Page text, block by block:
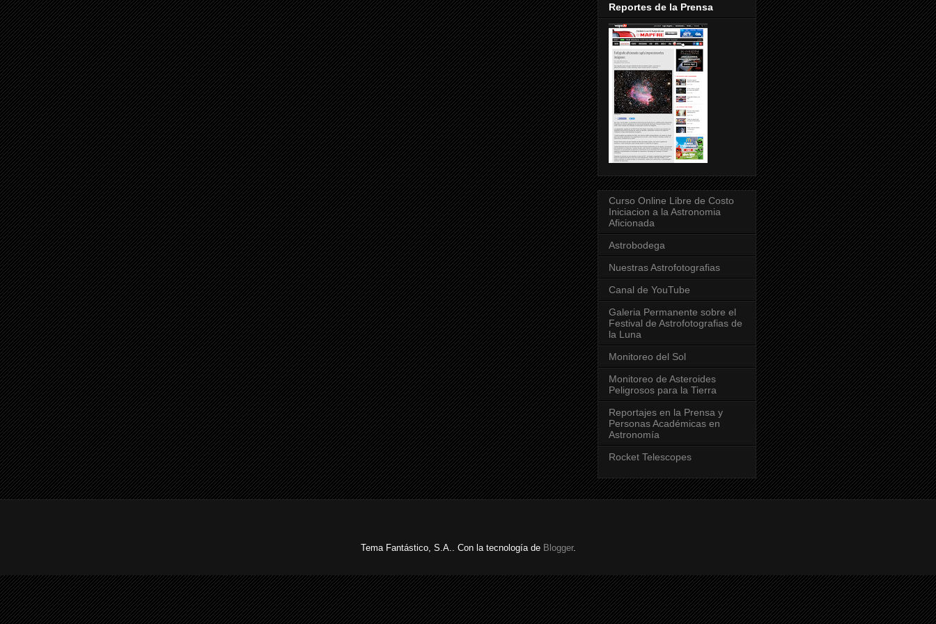
Reportes de la Prensa
Curso Online Libre de Costo
Iniciacion a la Astronomia
Aficionada
Astrobodega
Nuestras Astrofotografias
Canal de YouTube
Galeria Permanente sobre el
Festival de Astrofotografias de
la Luna
Monitoreo del Sol
Monitoreo de Asteroides
Peligrosos para la Tierra
Reportajes en la Prensa y
Personas Académicas en
Astronomía
Rocket Telescopes
Tema Fantástico, S.A.. Con la tecnología de Blogger.